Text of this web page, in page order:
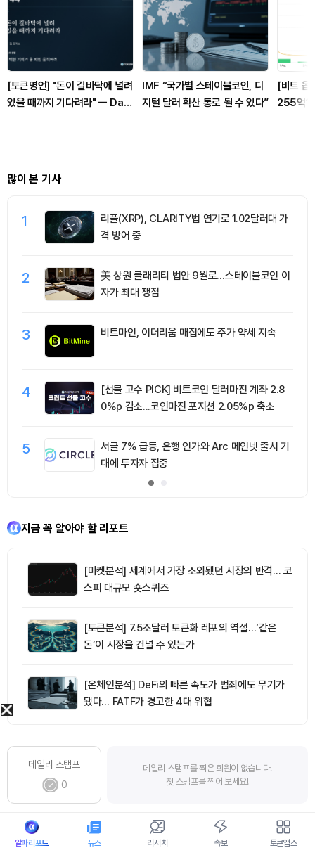
알파리포트 뉴스 리서치 속보 토큰앱스
[토큰명언] "돈이 길바닥에 널려
있을 때까지 기다려라" ㅡ Day
IMF “국가별 스테이블코인, 디
지털 달러 확산 통로 될 수 있다”
[비트 옵
255억
많이 본 기사
1
리플(XRP), CLARITY법 연기로 1.02달러대 가
격 방어 중
2
美 상원 클래리티 법안 9월로…스테이블코인 이
자가 최대 쟁점
3 비트마인, 이더리움 매집에도 주가 약세 지속
4
[선물 고수 PICK] 비트코인 달러마진 계좌 2.8
0%p 감소...코인마진 포지션 2.05%p 축소
5
서클 7% 급등, 은행 인가와 Arc 메인넷 출시 기
대에 투자자 집중
지금 꼭 알아야 할 리포트
[마켓분석] 세계에서 가장 소외됐던 시장의 반격… 코
스피 대규모 숏스퀴즈
[토큰분석] 7.5조달러 토큰화 레포의 역설…‘같은
돈’이 시장을 건널 수 있는가
[온체인분석] DeFi의 빠른 속도가 범죄에도 무기가
됐다… FATF가 경고한 4대 위협
데일리 스탬프
0
데일리 스탬프를 찍은 회원이 없습니다.
첫 스탬프를 찍어 보세요!
추천